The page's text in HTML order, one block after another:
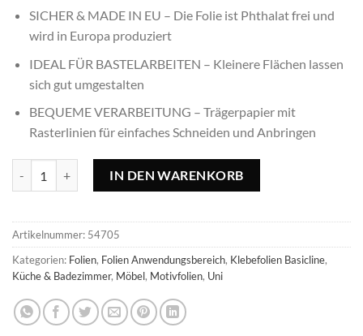
SICHER & MADE IN EU – Die Folie ist Phthalat frei und
wird in Europa produziert
IDEAL FÜR BASTELARBEITEN – Kleinere Flächen lassen
sich gut umgestalten
BEQUEME VERARBEITUNG – Trägerpapier mit
Rasterlinien für einfaches Schneiden und Anbringen
IN DEN WARENKORB
Artikelnummer: 54705
Kategorien: Folien, Folien Anwendungsbereich, Klebefolien Basicline,
Küche & Badezimmer, Möbel, Motivfolien, Uni